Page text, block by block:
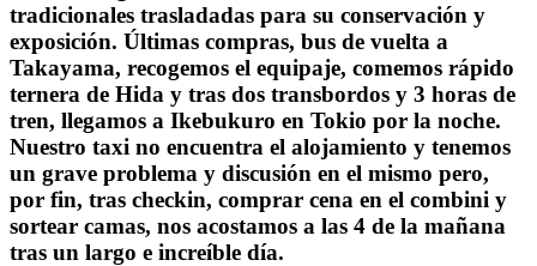
tradicionales trasladadas para su conservación y
exposición. Últimas compras, bus de vuelta a
Takayama, recogemos el equipaje, comemos rápido
ternera de Hida y tras dos transbordos y 3 horas de
tren, llegamos a Ikebukuro en Tokio por la noche.
Nuestro taxi no encuentra el alojamiento y tenemos
un grave problema y discusión en el mismo pero,
por fin, tras checkin, comprar cena en el combini y
sortear camas, nos acostamos a las 4 de la mañana
tras un largo e increíble día.